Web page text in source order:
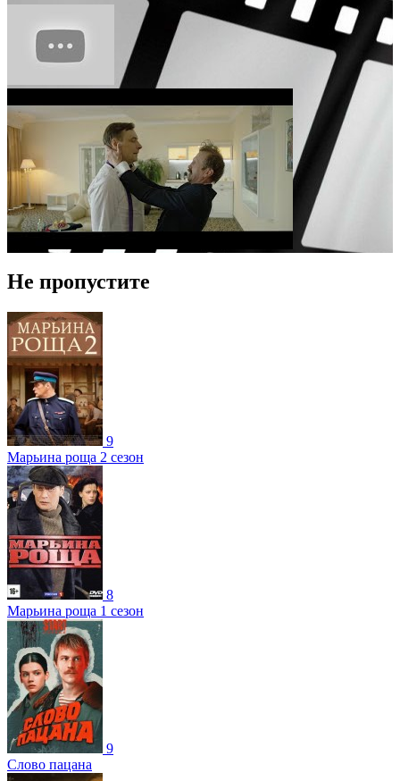
Не пропустите
9
Марьина роща 2 сезон
8
Марьина роща 1 сезон
9
Слово пацана